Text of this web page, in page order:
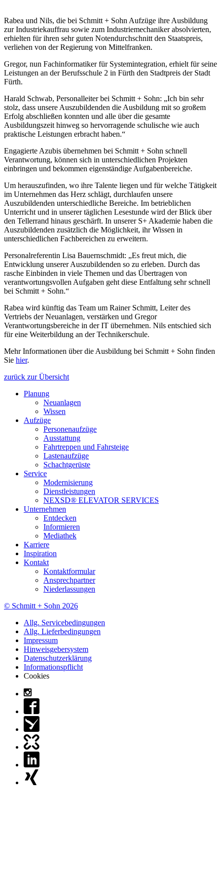
Rabea und Nils, die bei Schmitt + Sohn Aufzüge ihre Ausbildung
zur Industriekauffrau sowie zum Industriemechaniker absolvierten,
erhielten für ihren sehr guten Notendurchschnitt den Staatspreis,
verliehen von der Regierung von Mittelfranken.
Gregor, nun Fachinformatiker für Systemintegration, erhielt für seine
Leistungen an der Berufsschule 2 in Fürth den Stadtpreis der Stadt
Fürth.
Harald Schwab, Personalleiter bei Schmitt + Sohn: „Ich bin sehr
stolz, dass unsere Auszubildenden die Ausbildung mit so großem
Erfolg abschließen konnten und alle über die gesamte
Ausbildungszeit hinweg so hervorragende schulische wie auch
praktische Leistungen erbracht haben.“
Engagierte Azubis übernehmen bei Schmitt + Sohn schnell
Verantwortung, können sich in unterschiedlichen Projekten
einbringen und bekommen eigenständige Aufgabenbereiche.
Um herauszufinden, wo ihre Talente liegen und für welche Tätigkeit
im Unternehmen das Herz schlägt, durchlaufen unsere
Auszubildenden unterschiedliche Bereiche. Im betrieblichen
Unterricht und in unserer täglichen Lesestunde wird der Blick über
den Tellerrand hinaus geschärft. In unserer S+ Akademie haben die
Auszubildenden zusätzlich die Möglichkeit, ihr Wissen in
unterschiedlichen Fachbereichen zu erweitern.
Personalreferentin Lisa Bauernschmidt: „Es freut mich, die
Entwicklung unserer Auszubildenden so zu erleben. Durch das
rasche Einbinden in viele Themen und das Übertragen von
verantwortungsvollen Aufgaben geht diese Entfaltung sehr schnell
bei Schmitt + Sohn.“
Rabea wird künftig das Team um Rainer Schmitt, Leiter des
Vertriebs der Neuanlagen, verstärken und Gregor
Verantwortungsbereiche in der IT übernehmen. Nils entschied sich
für eine Weiterbildung an der Technikerschule.
Mehr Informationen über die Ausbildung bei Schmitt + Sohn finden
Sie hier.
zurück zur Übersicht
Planung
Neuanlagen
Wissen
Aufzüge
Personenaufzüge
Ausstattung
Fahrtreppen und Fahrsteige
Lastenaufzüge
Schachtgerüste
Service
Modernisierung
Dienstleistungen
NEXSD® ELEVATOR SERVICES
Unternehmen
Entdecken
Informieren
Mediathek
Karriere
Inspiration
Kontakt
Kontaktformular
Ansprechpartner
Niederlassungen
© Schmitt + Sohn 2026
Allg. Servicebedingungen
Allg. Lieferbedingungen
Impressum
Hinweisgebersystem
Datenschutzerklärung
Informationspflicht
Cookies